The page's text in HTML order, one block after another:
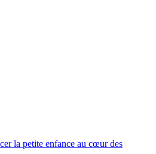
la petite enfance au cœur des